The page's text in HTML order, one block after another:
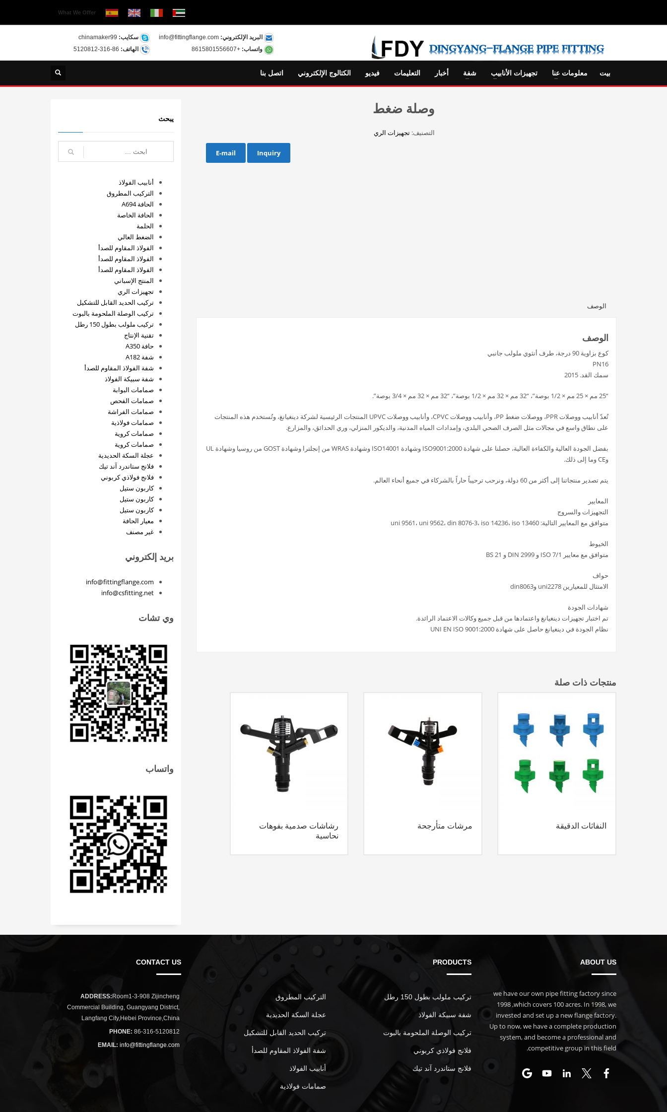
What We Offer
سكايب:
الهاتف:
البريد الإلكتروني: info@fittingflange.com
واتساب: +8615801556607
بيت معلومات عنا تجهيزات الأنابيب شفة أخبار التعليمات فيديو الكتالوج الإلكتروني اتصل بنا
وصلة ضغط
التصنيف: تجهيزات الري
Inquiry
E-mail
الوصف
الوصف
كوع بزاوية 90 درجة، طرف أنثوي ملولب جانبي
PN16
سمك القد. 2015
“25 مم × 25 مم × 1/2 بوصة”، “32 مم × 32 مم × 1/2 بوصة”، “32 مم × 32 مم × 3/4 بوصة”.
تُعدّ أنابيب ووصلات PPR، ووصلات ضغط PP، وأنابيب ووصلات CPVC، وأنابيب ووصلات UPVC المنتجات الرئيسية لشركة دينغيانغ، وتُستخدم هذه المنتجات
على نطاق واسع في مجالات مثل الصرف الصحي البلدي، وإمدادات المياه المدنية، والديكور المنزلي، وري الحدائق، والمزارع.
بفضل الجودة العالية والكفاءة العالية، حصلنا على شهادة ISO9001:2000 وشهادة ISO14001 وشهادة WRAS من إنجلترا وشهادة GOST من روسيا وشهادة UL
وCE وما إلى ذلك.
يتم تصدير منتجاتنا إلى أكثر من 60 دولة، ونرحب ترحيباً حاراً بالشركاء في جميع أنحاء العالم.
المعايير
التجهيزات والسروج
متوافق مع المعايير التالية: uni 9561، uni 9562، din 8076-3، iso 14236، iso 13460
الخيوط
متوافق مع معايير ISO 7/1 و DIN 2999 و BS 21
حواف
الامتثال للمعيارين uni2278 وdin8063
شهادات الجودة
تم اختبار تجهيزات دينغيانغ واعتمادها من قبل جميع وكالات الاعتماد الرائدة.
نظام الجودة في دينغيانغ حاصل على شهادة UNI EN ISO 9001:2000
منتجات ذات صلة
النفاثات الدقيقة مرشات متأرجحة
رشاشات صدمية بفوهات
نحاسية
يبحث
أنابيب الفولاذ
التركيب المطروق
الحافة A694
الحافة الخاصة
الحلمة
الضغط العالي
الفولاذ المقاوم للصدأ
الفولاذ المقاوم للصدأ
الفولاذ المقاوم للصدأ
المنتج الإسباني
تجهيزات الري
تركيب الحديد القابل للتشكيل
تركيب الوصلة الملحومة بالبوت
تركيب ملولب بطول 150 رطل
تقنية الإنتاج
حافة A350
شفة A182
شفة الفولاذ المقاوم للصدأ
شفة سبيكة الفولاذ
صمامات البوابة
صمامات الفحص
صمامات الفراشة
صمامات فولاذية
صمامات كروية
صمامات كروية
عجلة السكة الحديدية
فلانج ستاندرد آند تيك
فلانج فولاذي كربوني
كاربون ستيل
كاربون ستيل
كاربون ستيل
معيار الحافة
غير مصنف
بريد إلكتروني
info@fittingflange.com
info@csfitting.net
وي تشات
واتساب
ABOUT US
we have our own pipe fitting factory since
1998 ,which covers 100 acres. In 1998, we
invested and set up a new flange factory.
Up to now, we have a complete production
system, and become a professional and
competitive group in this field.
PRODUCTS
تركيب ملولب بطول 150 رطل
شفة سبيكة الفولاذ
تركيب الوصلة الملحومة بالبوت
فلانج فولاذي كربوني
فلانج ستاندرد آند تيك
التركيب المطروق
عجلة السكة الحديدية
تركيب الحديد القابل للتشكيل
شفة الفولاذ المقاوم للصدأ
أنابيب الفولاذ
صمامات فولاذية
CONTACT US
ADDRESS: Room1-3-908 Zijincheng
Commercial Building, Guangyang District,
Langfang City,Hebei Province,China
PHONE: 86-316-5120812
EMAIL: info@fittingflange.com